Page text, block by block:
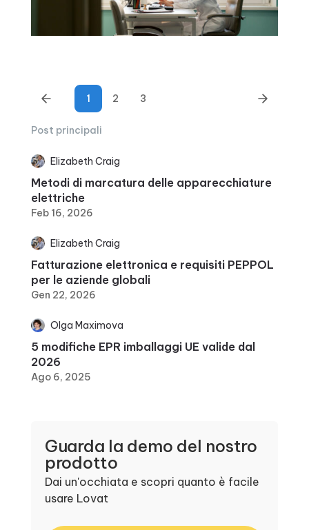
1 2 3
Post principali
Elizabeth Craig
Metodi di marcatura delle apparecchiature
elettriche
Feb 16, 2026
Elizabeth Craig
Fatturazione elettronica e requisiti PEPPOL
per le aziende globali
Gen 22, 2026
Olga Maximova
5 modifiche EPR imballaggi UE valide dal
2026
Ago 6, 2025
Guarda la demo del nostro
prodotto
Dai un'occhiata e scopri quanto è facile
usare Lovat